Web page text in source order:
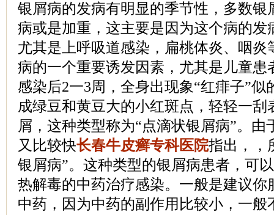
银屑病的发病有明显的季节性，多数银
病或是加重，这主要是因为这个病的发
尤其是上呼吸道感染，扁桃体炎、咽炎
病的一个重要诱发因素，尤其是儿童患
感染后2一3周，全身出现象“红痱子”
成绿豆和黄豆大的小红斑点，轻轻一刮
屑，这种类型称为“点滴状银屑病”。由
又比较快长春牛皮癣专科医院指出，，
银屑病”。这种类型的银屑病患者，可
热解毒的中药治疗感染。一般是建议你
中药，因为中药的副作用比较小，一般